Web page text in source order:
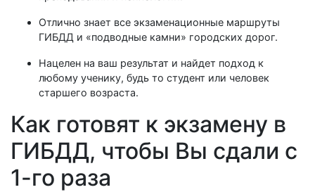
Отлично знает все экзаменационные маршруты
ГИБДД и «подводные камни» городских дорог.
Нацелен на ваш результат и найдет подход к
любому ученику, будь то студент или человек
старшего возраста.
Как готовят к экзамену в
ГИБДД, чтобы Вы сдали с
1-го раза